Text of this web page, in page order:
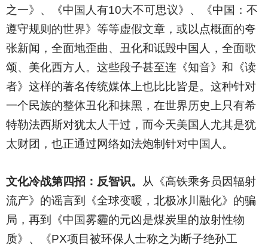
之一》、《中国人有10大不可思议》、《中国：不
遵守规则的世界》等等虚假文章，或以点概面的夸
张新闻，全面地歪曲、丑化和诋毁中国人，全面歌
颂、美化西方人。这些段子甚至连《知音》和《读
者》这样的著名传统媒体上也比比皆是。这种针对
一个民族的整体丑化和抹黑，在世界历史上只有希
特勒法西斯对犹太人干过，而今天美国人尤其是犹
太财团，也正通过网络如法炮制针对中国人。
文化冷战第四招：反智识。
从《高铁乘务员因辐射
流产》的谣言到《全球变暖，北极冰川融化》的骗
局，再到《中国雾霾的元凶是煤炭里的放射性物
质》、《PX项目被环保人士称之为断子绝孙工